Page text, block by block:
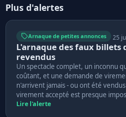
Plus d'alertes
Arnaque de petites annonces 25
L'arnaque des faux billets
revendus
Un spectacle complet, un inconnu
coûtant, et une demande de
n'arrivent jamais - ou ont été
virement accepté est presque
Lire l'alerte